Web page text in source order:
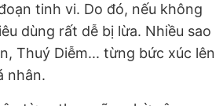
tinh vi. Do đó, nếu không
dùng rất dễ bị lừa. Nhiều sao
Thuý Diễm... từng bức xúc lên
nhân.